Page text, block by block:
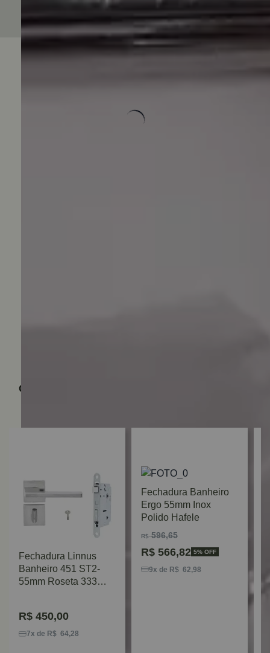
Quem viu, viu também
Fechadura Linnus
Banheiro 451 ST2-
55mm Roseta 333
R$ 450,00
7x de R$ 64,28
Fechadura Banheiro
Ergo 55mm Inox
Polido Hafele
R$596,65
R$ 566,82 5% OFF
9x de R$ 62,98